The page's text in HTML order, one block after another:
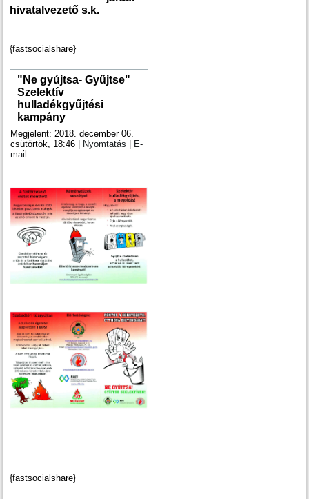
hivatalvezető s.k.
{fastsocialshare}
"Ne gyújtsa- Gyűjtse"
Szelektív
hulladékgyűjtési
kampány
Megjelent: 2018. december 06.
csütörtök, 18:46
Nyomtatás
E-
mail
{fastsocialshare}